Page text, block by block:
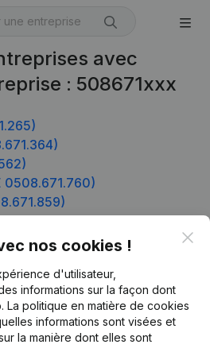
avec
: 508671xxx
0508.671.760)
nos cookies !
d'utilisateur,
informations sur la façon dont
La politique en matière de cookies
informations sont visées et
la manière dont elles sont
Informations d’entreprise
Monitoring